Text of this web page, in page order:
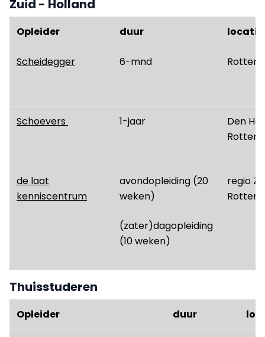
Zuid - Holland
Opleider duur locatie
Scheidegger 6-mnd
Schoevers 1-jaar
Den
de laat
kenniscentrum
avondopleiding (20
weken)
(zater)dagopleiding
(10 weken)
regio
Thuisstuderen
Opleider duur